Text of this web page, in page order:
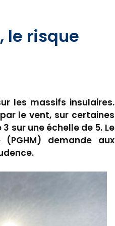
le risque
les massifs insulaires.
le vent, sur certaines
sur une échelle de 5. Le
demande aux